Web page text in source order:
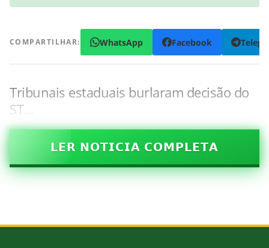
COMPARTILHAR: WhatsApp Facebook
Tribunais estaduais burlaram decisão do
ST…
𝗟𝗘𝗥 𝗡𝗢𝗧𝗜𝗖𝗜𝗔 𝗖𝗢𝗠𝗣𝗟𝗘𝗧𝗔